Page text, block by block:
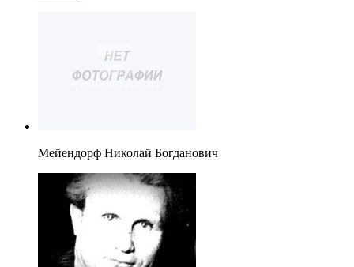
Мейендорф Николай Богданович